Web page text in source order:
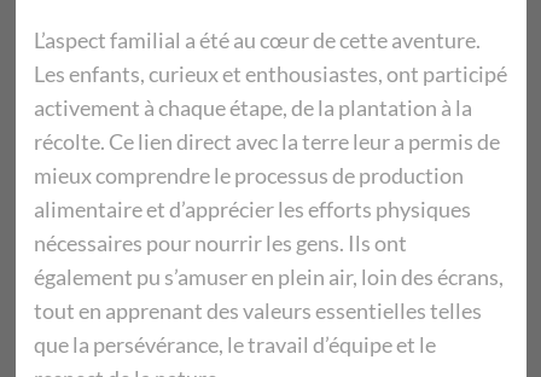
L’aspect familial a été au cœur de cette aventure.
Les enfants, curieux et enthousiastes, ont participé
activement à chaque étape, de la plantation à la
récolte. Ce lien direct avec la terre leur a permis de
mieux comprendre le processus de production
alimentaire et d’apprécier les efforts physiques
nécessaires pour nourrir les gens. Ils ont
également pu s’amuser en plein air, loin des écrans,
tout en apprenant des valeurs essentielles telles
que la persévérance, le travail d’équipe et le